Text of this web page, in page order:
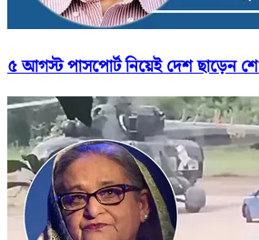
৫ আগস্ট পাসপোর্ট নিয়েই দেশ ছাড়েন